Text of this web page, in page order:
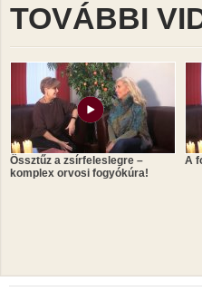
TOVÁBBI
Össztűz a zsírfeleslegre –
komplex orvosi fogyókúra!
A